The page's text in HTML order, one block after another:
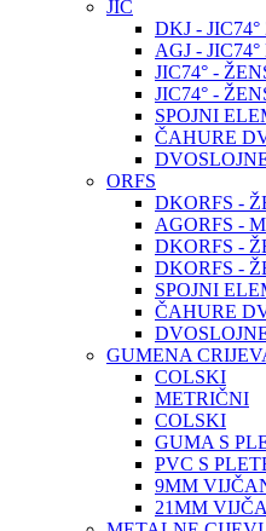
JIC
DKJ -
AGJ -
JIC74° -
JIC74° -
SPOJNI
ČAHURE
ORFS
DKORFS -
AGORFS -
DKORFS -
DKORFS -
SPOJNI
ČAHURE
GUMENA
COLSKI
METRIČNI
COLSKI
GUMA S
PVC S
9MM
21MM